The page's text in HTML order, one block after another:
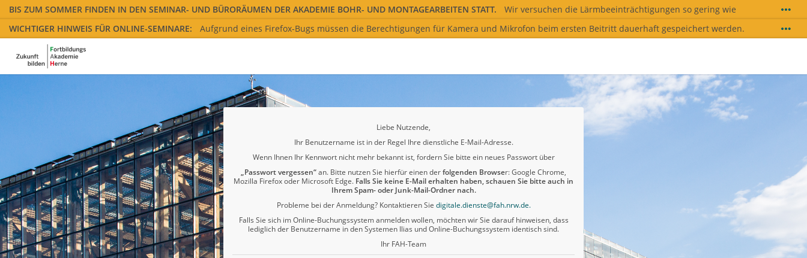
BIS ZUM SOMMER FINDEN IN DEN SEMINAR- UND BÜRORÄUMEN DER AKADEMIE BOHR- UND MONTAGEARBEITEN STATT.
Wir versuchen die Lärmbeeinträchtigungen so gering wie
möglich zu halten.
WICHTIGER HINWEIS FÜR ONLINE-SEMINARE:
Aufgrund eines Firefox-Bugs müssen die Berechtigungen für Kamera und Mikrofon beim ersten Beitritt dauerhaft gespeichert werden.
Anschließend die Seite neu laden. Danach stehen die Mediengeräte zur Verfügung. Falls die Berechtigungen bereits zuvor erteilt wurden, entfernen Sie diese zunächst in den Firefox-
Berechtigungen. Laden Sie anschließend die Seite neu, erteilen Sie die Berechtigungen erneut dauerhaft und laden Sie die Seite nochmals neu. Wir empfehlen grundsätzlich die
Verwendung von Google Chrome, da dieser Browser die beste Kompatibilität mit YuLinc bietet.
Liebe Nutzende,
Ihr Benutzername ist in der Regel Ihre dienstliche E-Mail-Adresse.
Wenn Ihnen Ihr Kennwort nicht mehr bekannt ist, fordern Sie bitte ein neues Passwort über
„Passwort vergessen“an. Bitte nutzen Sie hierfür einen derfolgenden Browser: Google Chrome,
Mozilla Firefox oder Microsoft Edge. Falls Sie keine E-Mail erhalten haben, schauen Sie bitte auch in
Ihrem Spam- oder Junk-Mail-Ordner nach.
Probleme bei der Anmeldung? Kontaktieren Sie digitale.dienste@fah.nrw.de.
Falls Sie sich im Online-Buchungssystem anmelden wollen, möchten wir Sie darauf hinweisen, dass
lediglich der Benutzername in den Systemen Ilias und Online-Buchungssystem identisch sind.
Ihr FAH-Team